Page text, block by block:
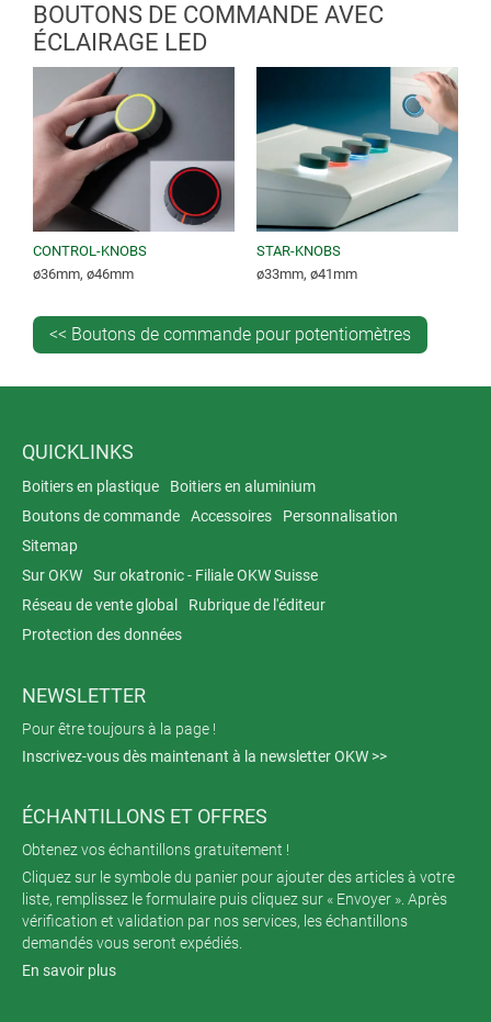
BOUTONS DE COMMANDE AVEC
ÉCLAIRAGE LED
CONTROL-KNOBS
ø36mm, ø46mm
STAR-KNOBS
ø33mm, ø41mm
<< Boutons de commande pour potentiomètres
QUICKLINKS
Boitiers en plastique
Boitiers en aluminium
Boutons de commande
Accessoires
Personnalisation
Sitemap
Sur OKW
Sur okatronic - Filiale OKW Suisse
Réseau de vente global
Rubrique de l'éditeur
Protection des données
NEWSLETTER
Pour être toujours à la page !
Inscrivez-vous dès maintenant à la newsletter OKW >>
ÉCHANTILLONS ET OFFRES
Obtenez vos échantillons gratuitement !
Cliquez sur le symbole du panier pour ajouter des articles à votre
liste, remplissez le formulaire puis cliquez sur « Envoyer ». Après
vérification et validation par nos services, les échantillons
demandés vous seront expédiés.
En savoir plus